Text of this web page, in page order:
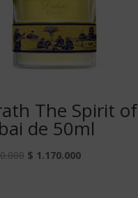
The Spirit of
de 50ml
$ 1.170.000